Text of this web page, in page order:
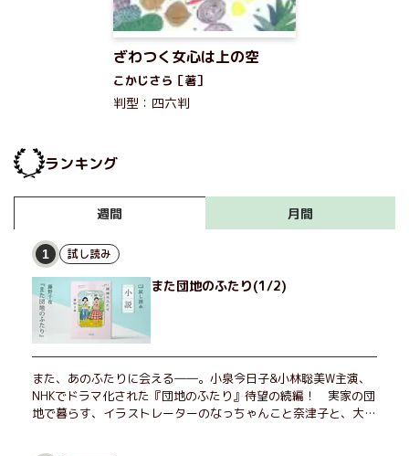
ざわつく女心は上の空
こかじさら［著］
判型：四六判
ランキング
週間 月間
1 試し読み
また団地のふたり(1/2)
また、あのふたりに会える――。小泉今日子&小林聡美W主演、
NHKでドラマ化された『団地のふたり』待望の続編！ 実家の団
地で暮らす、イラストレーターのなっちゃんこと奈津子と、大学